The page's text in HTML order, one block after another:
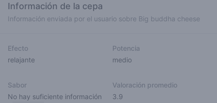
Información de la cepa
Información enviada por el usuario sobre Big buddha cheese
Efecto
relajante
Potencia
medio
Sabor
No hay suficiente información
Valoración promedio
3.9